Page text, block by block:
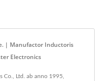
| Manufactor Inductoris
Electronics
Co., Ltd. ab anno 1995,